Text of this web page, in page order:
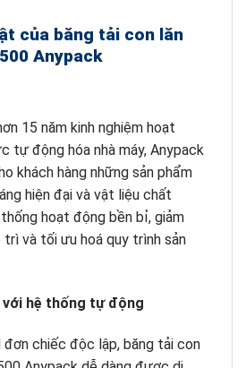
của băng tải con lăn
Anypack
15 năm kinh nghiệm hoạt
tự động hóa nhà máy, Anypack
khách hàng những sản phẩm
hiện đại và vật liệu chất
hoạt động bền bỉ, giảm
trì và tối ưu hoá quy trình sản
với hệ thống tự động
chiếc độc lập, băng tải con